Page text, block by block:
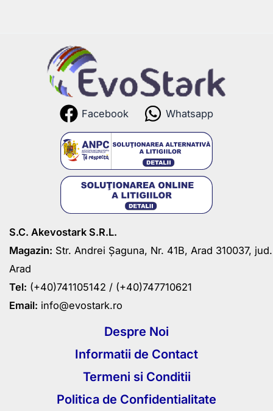
Facebook Whatsapp
S.C. Akevostark S.R.L.
Magazin: Str. Andrei Șaguna, Nr. 41B, Arad 310037, jud.
Arad
Tel: (+40)741105142 / (+40)747710621
Email: info@evostark.ro
Despre Noi
Informatii de Contact
Termeni si Conditii
Politica de Confidentialitate